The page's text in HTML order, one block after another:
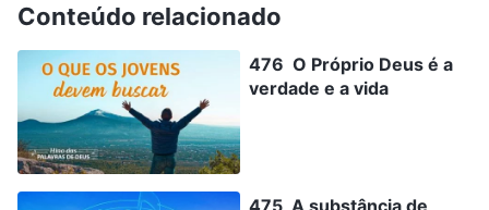
Conteúdo relacionado
476 O Próprio Deus é a
verdade e a vida